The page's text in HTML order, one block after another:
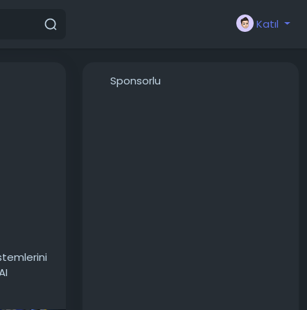
Katıl
olarak
Sponsorlu